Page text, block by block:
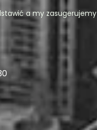
a my zasugerujemy